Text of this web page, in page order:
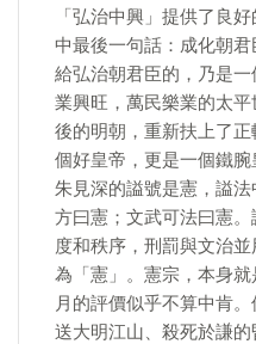
「弘治中興」提供了良
中最後一句話：成化朝
給弘治朝君臣的，乃是
業興旺，萬民樂業的太
後的明朝，重新扶上了
個好皇帝，更是一個鐵腕
朱見深的謚號是憲，謚
方曰憲；文武可法曰憲
度和秩序，刑罰與文治
為「憲」。憲宗，本身
月的評價似乎不算中肯
送大明江山、殺死於謙